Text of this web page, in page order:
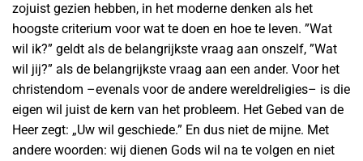
zojuist gezien hebben, in het moderne denken als het
hoogste criterium voor wat te doen en hoe te leven. ”Wat
wil ik?” geldt als de belangrijkste vraag aan onszelf, ”Wat
wil jij?” als de belangrijkste vraag aan een ander. Voor het
christendom –evenals voor de andere wereldreligies– is die
eigen wil juist de kern van het probleem. Het Gebed van de
Heer zegt: „Uw wil geschiede.” En dus niet de mijne. Met
andere woorden: wij dienen Gods wil na te volgen en niet